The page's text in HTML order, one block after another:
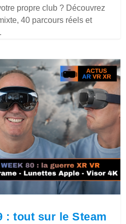
propre club ? Découvrez
40 parcours réels et
: tout sur le Steam